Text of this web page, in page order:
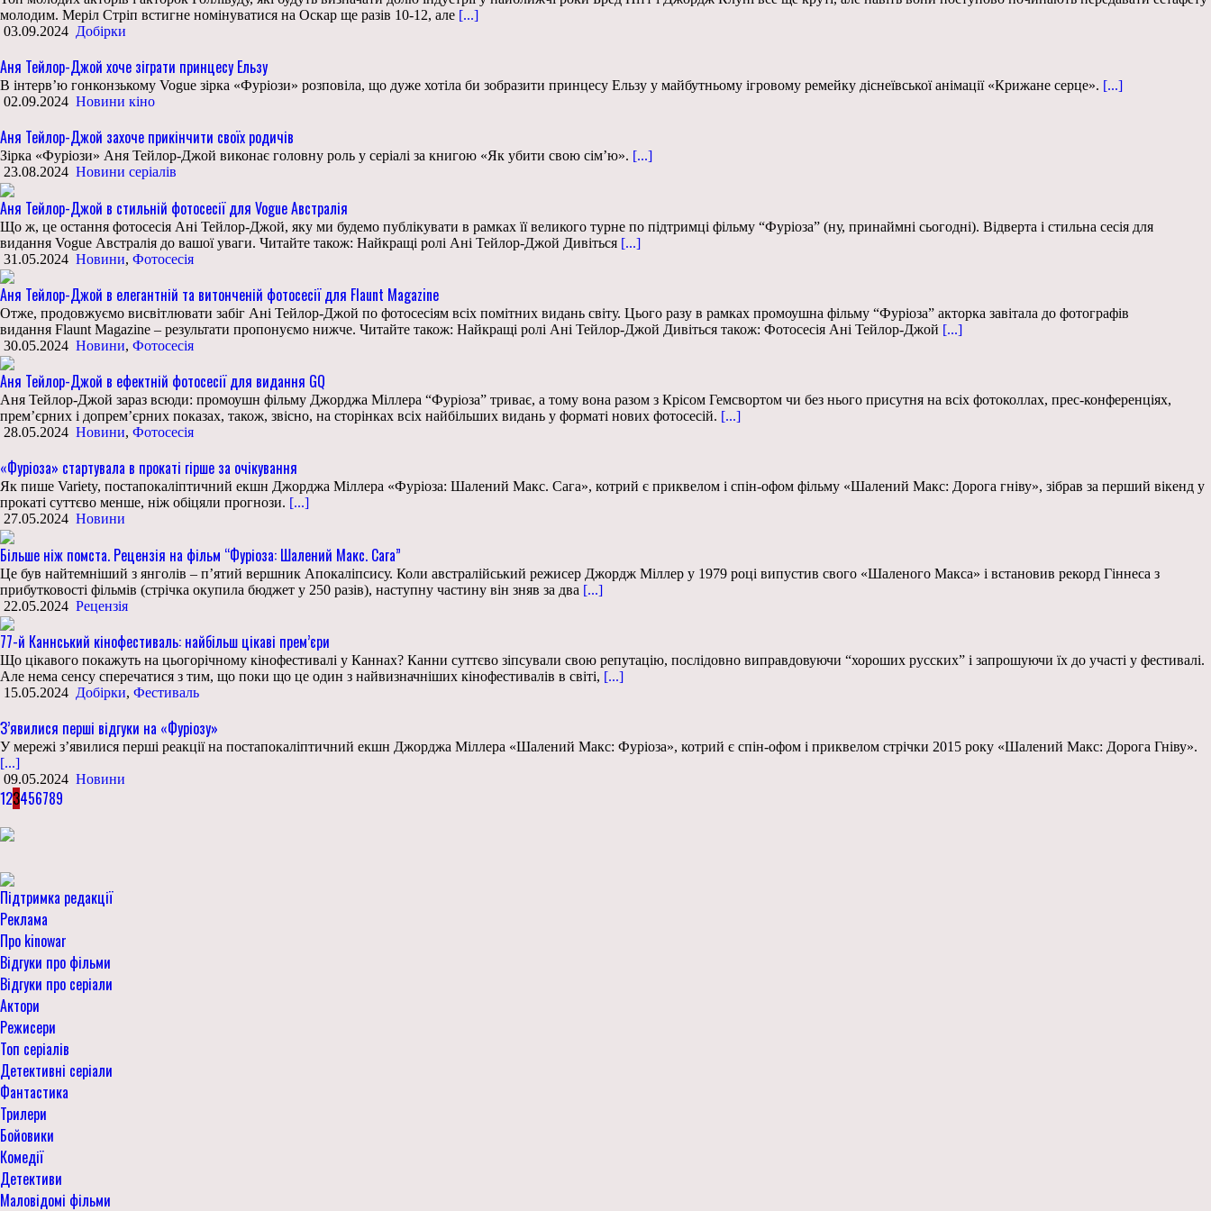
молодим. Меріл Стріп встигне номінуватися на Оскар ще разів 10-12, але [...]
03.09.2024 Добірки
Аня Тейлор-Джой хоче зіграти принцесу Ельзу
В інтерв’ю гонконзькому Vogue зірка «Фуріози» розповіла, що дуже хотіла би зобразити принцесу Ельзу у майбутньому ігровому ремейку діснеївської анімації «Крижане серце». [...]
02.09.2024 Новини кіно
Аня Тейлор-Джой захоче прикінчити своїх родичів
Зірка «Фуріози» Аня Тейлор-Джой виконає головну роль у серіалі за книгою «Як убити свою сім’ю». [...]
23.08.2024 Новини серіалів
Аня Тейлор-Джой в стильній фотосесії для Vogue Австралія
Що ж, це остання фотосесія Ані Тейлор-Джой, яку ми будемо публікувати в рамках її великого турне по підтримці фільму “Фуріоза” (ну, принаймні сьогодні). Відверта і стильна сесія для
видання Vogue Австралія до вашої уваги. Читайте також: Найкращі ролі Ані Тейлор-Джой Дивіться [...]
31.05.2024 Новини, Фотосесія
Аня Тейлор-Джой в елегантній та витонченій фотосесії для Flaunt Magazine
Отже, продовжуємо висвітлювати забіг Ані Тейлор-Джой по фотосесіям всіх помітних видань світу. Цього разу в рамках промоушна фільму “Фуріоза” акторка завітала до фотографів
видання Flaunt Magazine – результати пропонуємо нижче. Читайте також: Найкращі ролі Ані Тейлор-Джой Дивіться також: Фотосесія Ані Тейлор-Джой [...]
30.05.2024 Новини, Фотосесія
Аня Тейлор-Джой в ефектній фотосесії для видання GQ
Аня Тейлор-Джой зараз всюди: промоушн фільму Джорджа Міллера “Фуріоза” триває, а тому вона разом з Крісом Гемсвортом чи без нього присутня на всіх фотоколлах, прес-конференціях,
прем’єрних і допрем’єрних показах, також, звісно, на сторінках всіх найбільших видань у форматі нових фотосесій. [...]
28.05.2024 Новини, Фотосесія
«Фуріоза» стартувала в прокаті гірше за очікування
Як пише Variety, постапокаліптичний екшн Джорджа Міллера «Фуріоза: Шалений Макс. Сага», котрий є приквелом і спін-офом фільму «Шалений Макс: Дорога гніву», зібрав за перший вікенд у
прокаті суттєво менше, ніж обіцяли прогнози. [...]
27.05.2024 Новини
Більше ніж помста. Рецензія на фільм “Фуріоза: Шалений Макс. Сага”
Це був найтемніший з янголів – п’ятий вершник Апокаліпсису. Коли австралійський режисер Джордж Міллер у 1979 році випустив свого «Шаленого Макса» і встановив рекорд Гіннеса з
прибутковості фільмів (стрічка окупила бюджет у 250 разів), наступну частину він зняв за два [...]
22.05.2024 Рецензія
77-й Каннський кінофестиваль: найбільш цікаві прем’єри
Що цікавого покажуть на цьогорічному кінофестивалі у Каннах? Канни суттєво зіпсували свою репутацію, послідовно виправдовуючи “хороших русских” і запрошуючи їх до участі у фестивалі.
Але нема сенсу сперечатися з тим, що поки що це один з найвизначніших кінофестивалів в світі, [...]
15.05.2024 Добірки, Фестиваль
З’явилися перші відгуки на «Фуріозу»
У мережі з’явилися перші реакції на постапокаліптичний екшн Джорджа Міллера «Шалений Макс: Фуріоза», котрий є спін-офом і приквелом стрічки 2015 року «Шалений Макс: Дорога Гніву».
[...]
09.05.2024 Новини
123456789
Підтримка редакції
Реклама
Про kinowar
Відгуки про фільми
Відгуки про серіали
Актори
Режисери
Топ серіалів
Детективні серіали
Фантастика
Трилери
Бойовики
Комедії
Детективи
Маловідомі фільми